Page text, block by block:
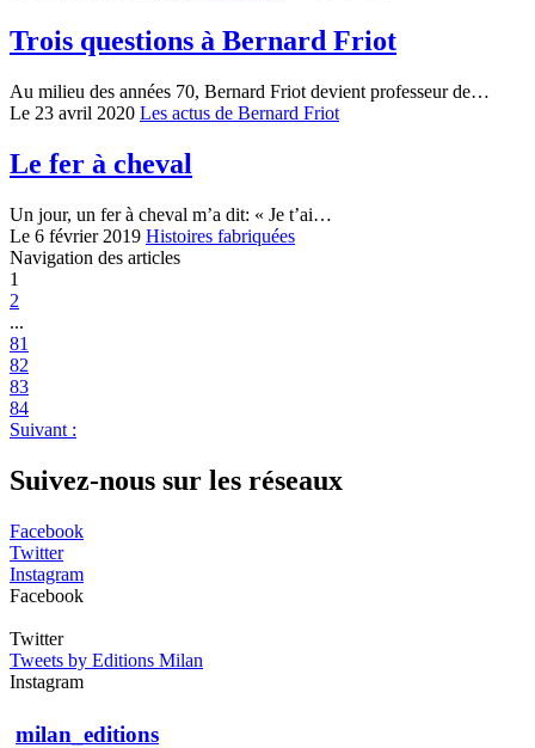
Trois questions à Bernard Friot
Au milieu des années 70, Bernard Friot devient professeur de…
Le 23 avril 2020 Les actus de Bernard Friot
Le fer à cheval
Un jour, un fer à cheval m’a dit: « Je t’ai…
Le 6 février 2019 Histoires fabriquées
Navigation des articles
1
2
...
81
82
83
84
Suivant :
Suivez-nous sur les réseaux
Facebook
Twitter
Instagram
Facebook
Twitter
Tweets by Editions Milan
Instagram
milan_editions